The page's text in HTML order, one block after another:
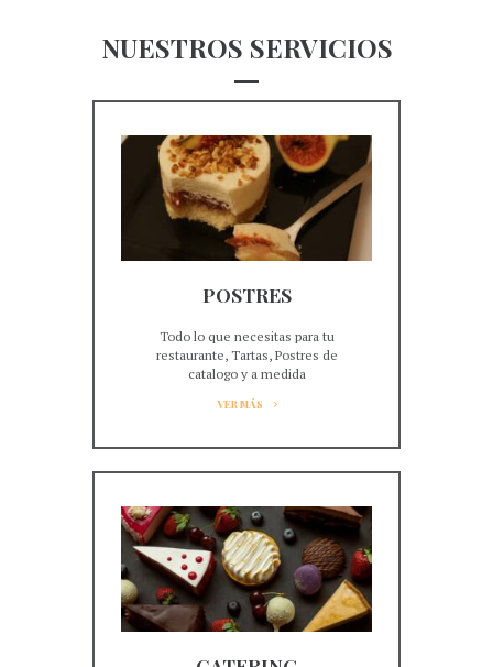
NUESTROS SERVICIOS
POSTRES
Todo lo que necesitas para tu
restaurante, Tartas, Postres de
catalogo y a medida
VER MÁS